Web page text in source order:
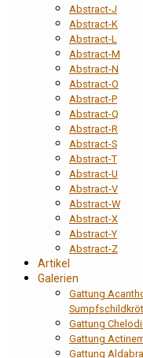
Abstract-J
Abstract-K
Abstract-L
Abstract-M
Abstract-N
Abstract-O
Abstract-P
Abstract-Q
Abstract-R
Abstract-S
Abstract-T
Abstract-U
Abstract-V
Abstract-W
Abstract-X
Abstract-Y
Abstract-Z
Artikel
Galerien
Gattung
Gattung
Gattung
Gattung